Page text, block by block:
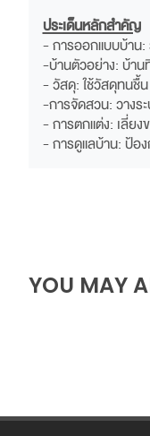
ประเด็นหลักสำคัญ
- การออกแบบบ้าน
-บ้านตัวอย่าง: บ้าน
- วัสดุ: ใช้วัสดุทนชื้น
-การจัดสวน: วางร
- การตกแต่ง: เลี่ยง
- การดูแลบ้าน: ป้อ
YOU MAY